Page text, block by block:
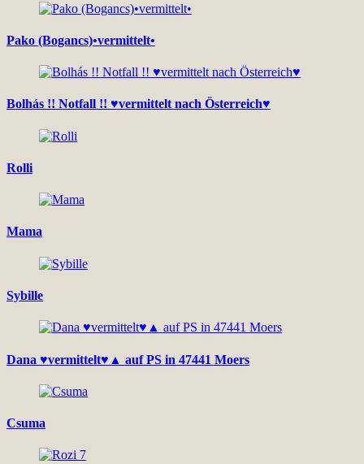
Pako (Bogancs)•vermittelt•
Bolhás !! Notfall !! ♥vermittelt nach Österreich♥
Rolli
Mama
Sybille
Dana ♥vermittelt♥▲ auf PS in 47441 Moers
Csuma